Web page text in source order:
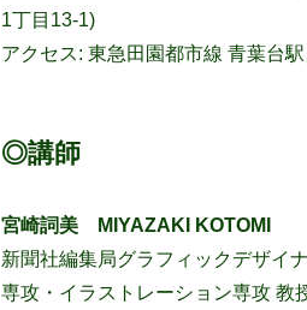
1丁目13-1)
アクセス: 東急田園都市線 青葉台
◎講師
宮崎詞美 MIYAZAKI KOTOMI
新聞社編集局グラフィックデザイ
専攻・イラストレーション専攻 教